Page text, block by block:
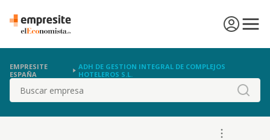
EMPRESITE
ESPAÑA
ADH DE GESTION INTEGRAL DE COMPLEJOS
HOTELEROS S.L.
Buscar